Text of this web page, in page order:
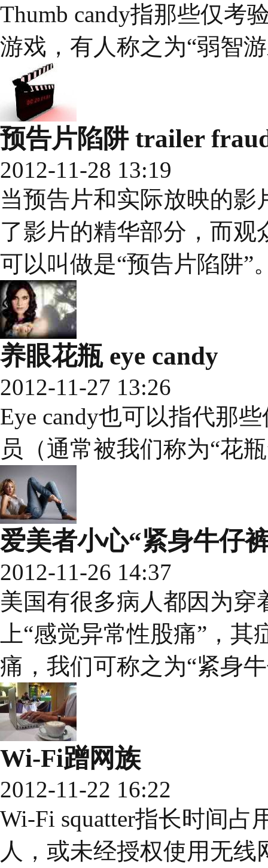
Thumb candy指那些仅考
游戏，有人称之为“弱智
预告片陷阱 trailer
2012-11-28 13:19
当预告片和实际放映的
了影片的精华部分，而
可以叫做是“预告片陷阱”
养眼花瓶 eye candy
2012-11-27 13:26
Eye candy也可以指代那
员（通常被我们称为“花
爱美者小心“紧身牛仔
2012-11-26 14:37
美国有很多病人都因为
上“感觉异常性股痛”，
痛，我们可称之为“紧身
Wi-Fi蹭网族
2012-11-22 16:22
Wi-Fi squatter指长时间
人，或未经授权使用无